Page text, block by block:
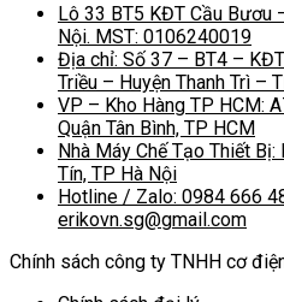
Lô 33 BT5 KĐT Cầu Bươu
Nội. MST: 0106240019
Địa chỉ: Số 37 – BT4 –
Triều – Huyện Thanh Trì –
VP – Kho Hàng TP HCM:
Quận Tân Bình, TP HCM
Nhà Máy Chế Tạo Thiết
Tín, TP Hà Nội
Hotline / Zalo: 0984 666
erikovn.sg@gmail.com
Chính sách công ty TNHH cơ